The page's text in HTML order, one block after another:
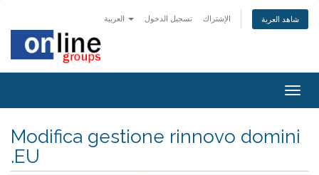
تسجيل الدخول الإشتراك شاهد العربة
Modifica gestione rinnovo domini
.EU